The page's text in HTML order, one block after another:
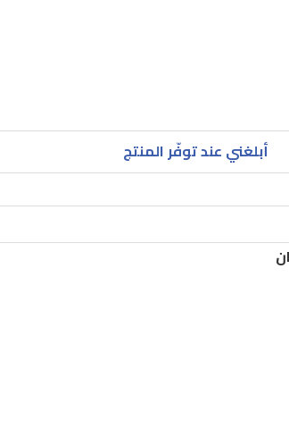
أبلغني عند توفّر المنتج